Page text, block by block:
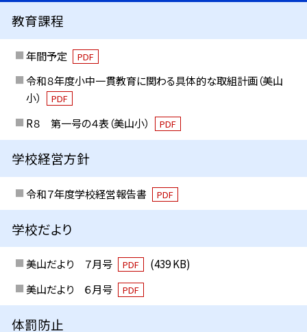
教育課程
年間予定 PDF
令和８年度小中一貫教育に関わる具体的な取組計画（美山
小）
PDF
R８ 第一号の４表（美山小） PDF
学校経営方針
令和７年度学校経営報告書 PDF
学校だより
美山だより ７月号 PDF
(439 KB)
美山だより ６月号
PDF
体罰防止